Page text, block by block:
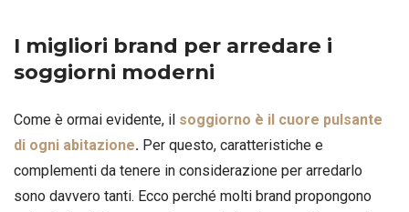
I migliori brand per arredare i
soggiorni moderni
Come è ormai evidente, il soggiorno è il cuore pulsante
di ogni abitazione. Per questo, caratteristiche e
complementi da tenere in considerazione per arredarlo
sono davvero tanti. Ecco perché molti brand propongono